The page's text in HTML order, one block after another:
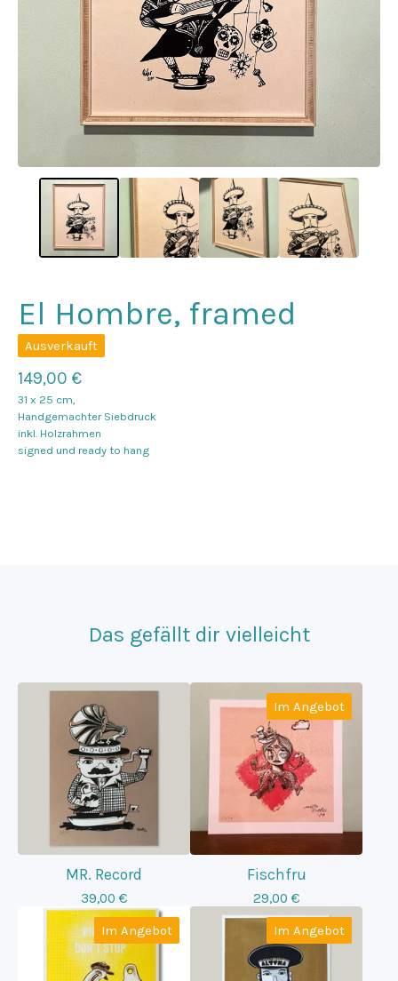
El Hombre, framed
Ausverkauft
149,00 €
31 x 25 cm,
Handgemachter Siebdruck
inkl. Holzrahmen
signed und ready to hang
Das gefällt dir vielleicht
MR. Record
39,00 €
Im Angebot
Fischfru
29,00 €
Im Angebot
Im Angebot